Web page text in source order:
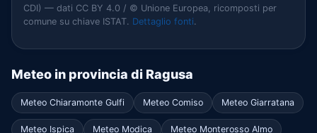
CDI) — dati CC BY 4.0 / © Unione Europea, ricomposti per
comune su chiave ISTAT. Dettaglio fonti.
Meteo in provincia di Ragusa
Meteo Chiaramonte Gulfi Meteo Comiso Meteo Giarratana
Meteo Ispica Meteo Modica Meteo Monterosso Almo